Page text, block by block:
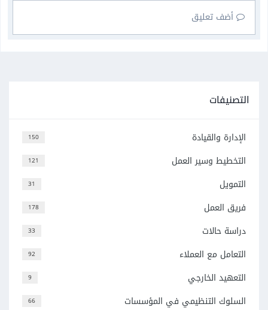
أضف تعليق
التصنيفات
150 الإدارة والقيادة
121 التخطيط وسير العمل
31 التمويل
178 فريق العمل
33 دراسة حالات
92 التعامل مع العملاء
9 التعهيد الخارجي
66 السلوك التنظيمي في المؤسسات